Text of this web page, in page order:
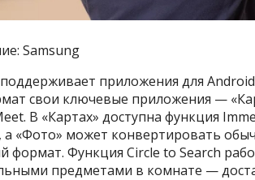
Samsung
приложения для
свои ключевые приложения —
В «Картах» доступна функция
а «Фото» может конвертировать
формат. Функция Circle to Search
предметами в комнате —